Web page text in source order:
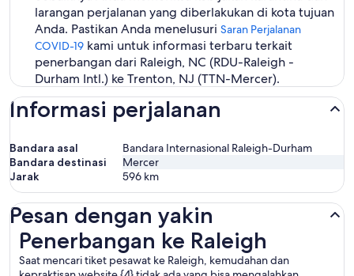
larangan perjalanan yang diberlakukan di kota tujuan
Anda. Pastikan Anda menelusuri Saran Perjalanan
COVID-19 kami untuk informasi terbaru terkait
penerbangan dari Raleigh, NC (RDU-Raleigh -
Durham Intl.) ke Trenton, NJ (TTN-Mercer).
Informasi perjalanan
Bandara asal
Bandara Internasional Raleigh-Durham
Bandara destinasi
Mercer
Jarak
596 km
Pesan dengan yakin
Penerbangan ke Raleigh
Saat mencari tiket pesawat ke Raleigh, kemudahan dan
Penerbangan ke Raleigh